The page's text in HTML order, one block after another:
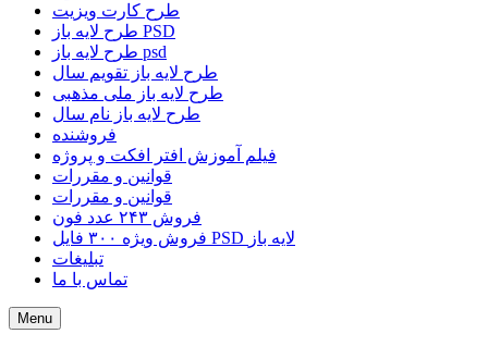
طرح کارت ویزیت
طرح لایه باز PSD
طرح لایه باز psd
طرح لایه باز تقویم سال
طرح لایه باز ملی مذهبی
طرح لایه باز نام سال
فروشنده
فیلم آموزش افتر افکت و پروژه
قوانین و مقررات
قوانین و مقررات
فروش ۲۴۳ عدد فون
فروش ویژه ۳۰۰ فایل PSD لایه باز
تبلیغات
تماس با ما
Menu